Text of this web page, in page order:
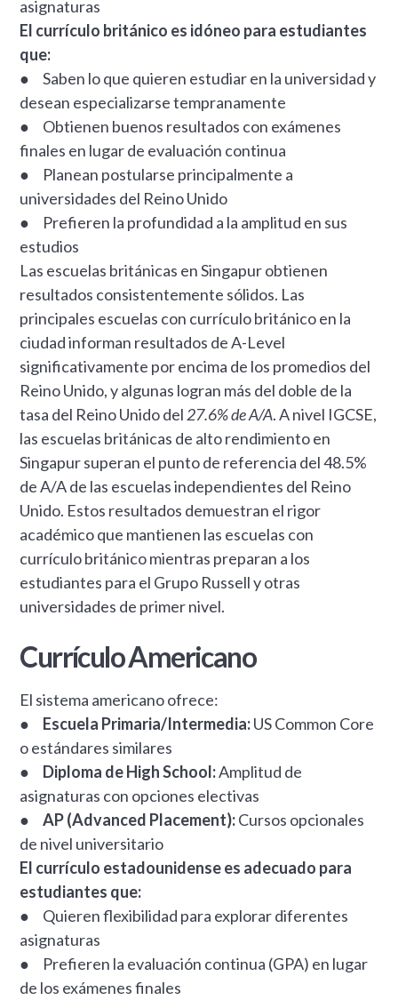
asignaturas
El currículo británico es idóneo para estudiantes
que:
● Saben lo que quieren estudiar en la universidad y
desean especializarse tempranamente
● Obtienen buenos resultados con exámenes
finales en lugar de evaluación continua
● Planean postularse principalmente a
universidades del Reino Unido
● Prefieren la profundidad a la amplitud en sus
estudios
Las escuelas británicas en Singapur obtienen
resultados consistentemente sólidos. Las
principales escuelas con currículo británico en la
ciudad informan resultados de A-Level
significativamente por encima de los promedios del
Reino Unido, y algunas logran más del doble de la
tasa del Reino Unido del 27.6% de A/A. A nivel IGCSE,
las escuelas británicas de alto rendimiento en
Singapur superan el punto de referencia del 48.5%
de A/A de las escuelas independientes del Reino
Unido. Estos resultados demuestran el rigor
académico que mantienen las escuelas con
currículo británico mientras preparan a los
estudiantes para el Grupo Russell y otras
universidades de primer nivel.
Currículo Americano
El sistema americano ofrece:
● Escuela Primaria/Intermedia:US Common Core
o estándares similares
● Diploma de High School:Amplitud de
asignaturas con opciones electivas
●AP (Advanced Placement):Cursos opcionales
de nivel universitario
El currículo estadounidense es adecuado para
estudiantes que:
● Quieren flexibilidad para explorar diferentes
asignaturas
● Prefieren la evaluación continua (GPA) en lugar
de los exámenes finales